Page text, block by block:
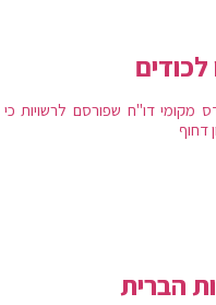
דווח כי בשנת 2018 כתב מהנדס מקומי דו"ח שפורסם לרשויות כי
דחוף
הברית